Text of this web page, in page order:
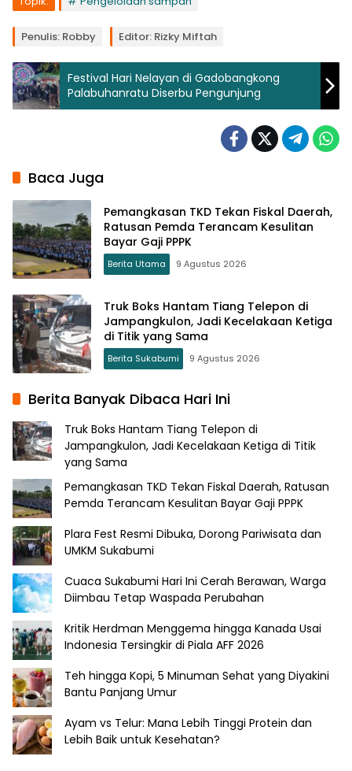
Penulis: Robby Editor: Rizky Miftah
Festival Hari Nelayan di Gadobangkong
Palabuhanratu Diserbu Pengunjung
Baca Juga
Pemangkasan TKD Tekan Fiskal Daerah,
Ratusan Pemda Terancam Kesulitan
Bayar Gaji PPPK
Berita Utama 9 Agustus 2026
Truk Boks Hantam Tiang Telepon di
Jampangkulon, Jadi Kecelakaan Ketiga
di Titik yang Sama
Berita Sukabumi 9 Agustus 2026
Berita Banyak Dibaca Hari Ini
Truk Boks Hantam Tiang Telepon di
Jampangkulon, Jadi Kecelakaan Ketiga di Titik
yang Sama
Pemangkasan TKD Tekan Fiskal Daerah, Ratusan
Pemda Terancam Kesulitan Bayar Gaji PPPK
Plara Fest Resmi Dibuka, Dorong Pariwisata dan
UMKM Sukabumi
Cuaca Sukabumi Hari Ini Cerah Berawan, Warga
Diimbau Tetap Waspada Perubahan
Kritik Herdman Menggema hingga Kanada Usai
Indonesia Tersingkir di Piala AFF 2026
Teh hingga Kopi, 5 Minuman Sehat yang Diyakini
Bantu Panjang Umur
Ayam vs Telur: Mana Lebih Tinggi Protein dan
Lebih Baik untuk Kesehatan?